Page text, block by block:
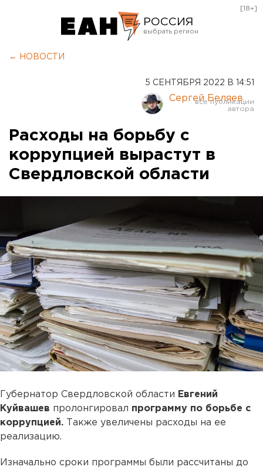
РОССИЯ
Курган
Оренбург
[18+]
← НОВОСТИ
5 СЕНТЯБРЯ 2022 В 14:51
Сергей Беляев
Расходы на борьбу с
коррупцией вырастут в
Свердловской области
Губернатор Свердловской области Евгений
Куйвашев пролонгировал программу по борьбе с
коррупцией.
Также увеличены расходы на ее
реализацию.
Изначально сроки программы были рассчитаны до